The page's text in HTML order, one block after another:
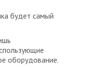
будет самый
оборудование.